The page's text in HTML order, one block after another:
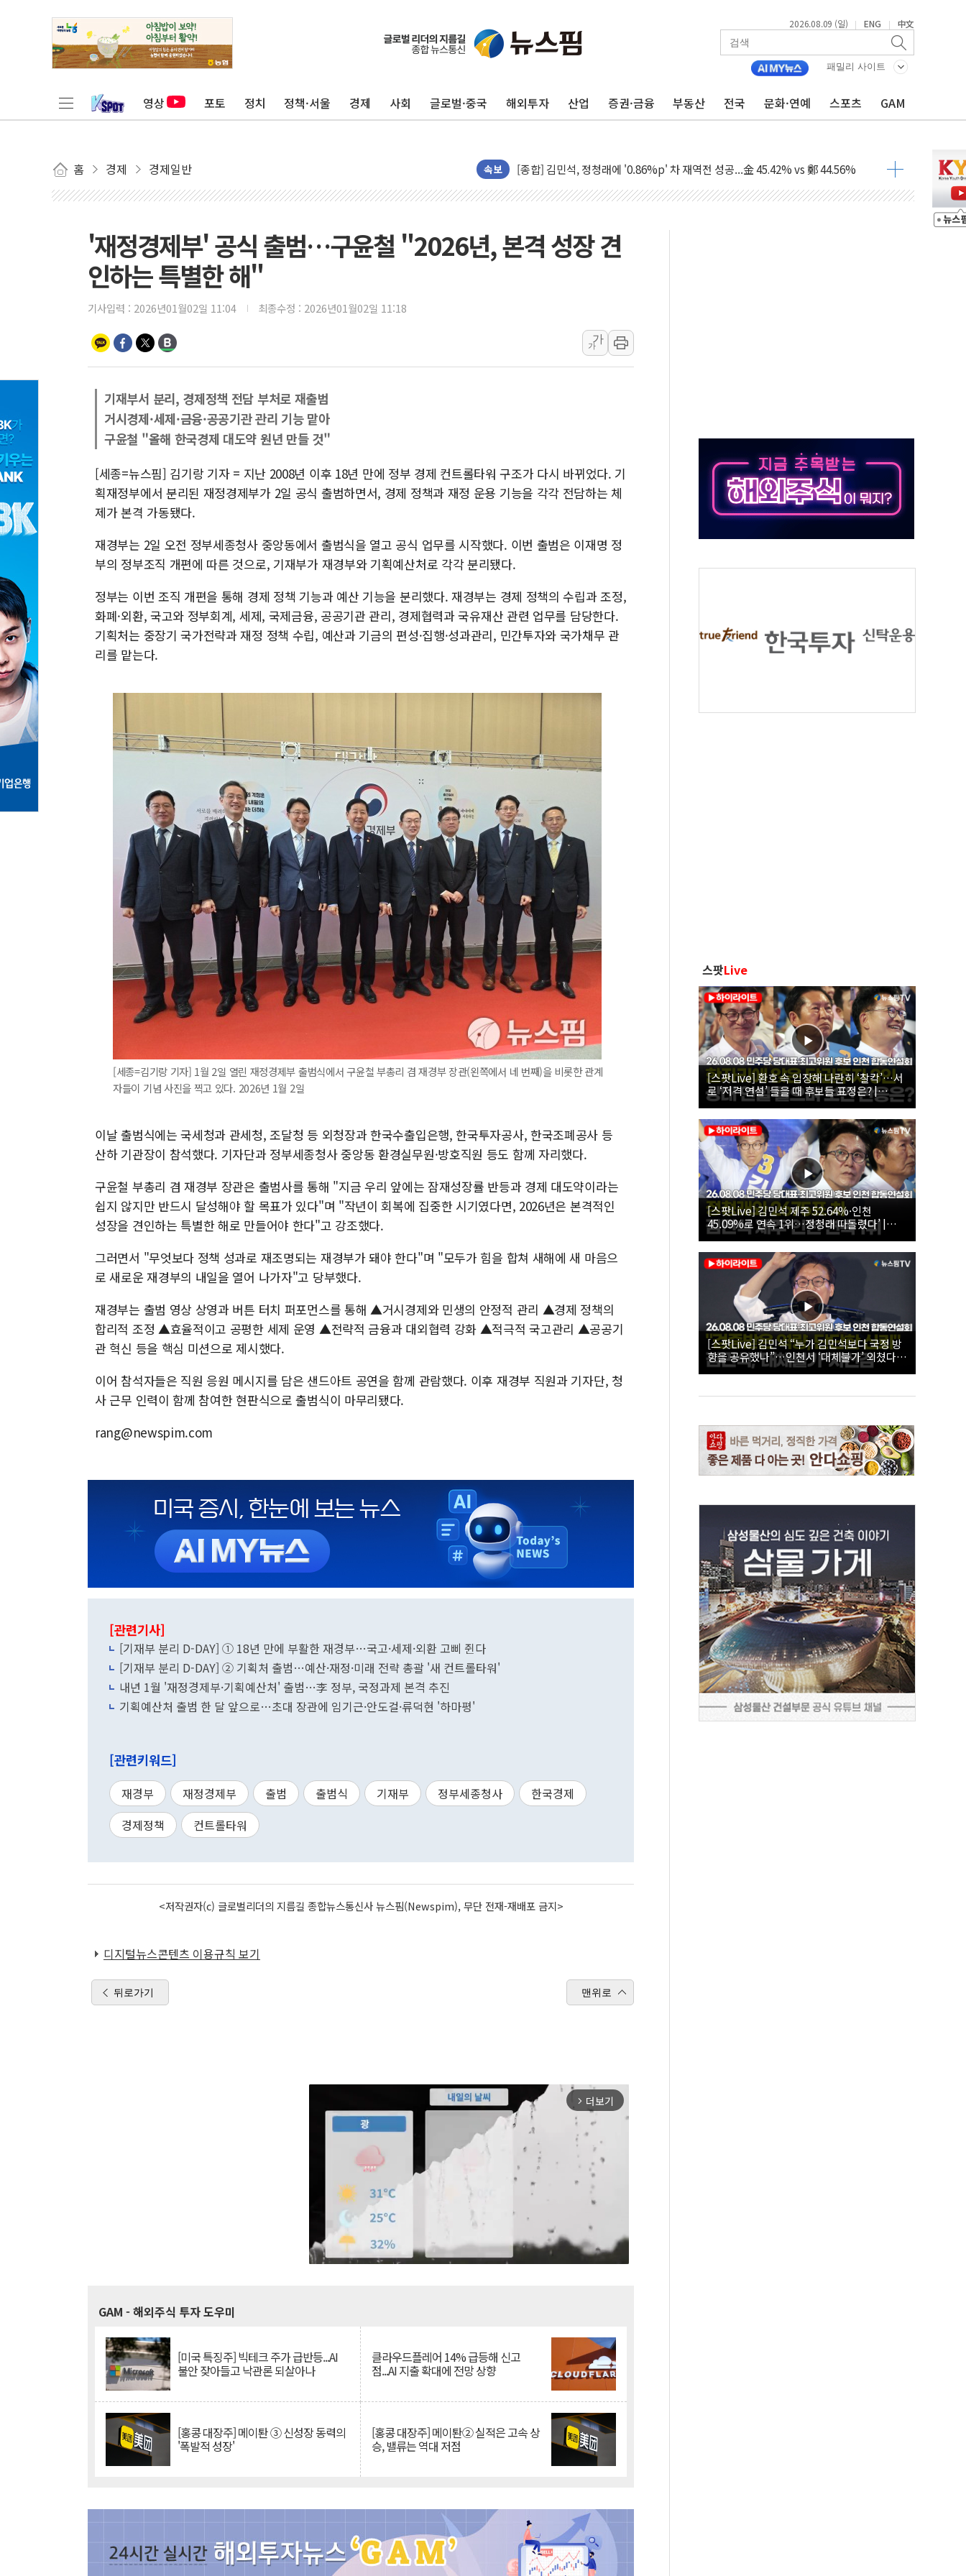
2026.08.09 (일) | ENG | 中文
패밀리 사이트
영상 포토 정치 정책·서울 경제 사회 글로벌·중국 해외투자 산업 증권·금융 부동산 전국 문화·연예 스포츠 GAM
홈 경제 경제일반 속보
포항시 재난예산 40억 긴급 투입…고수온 양식장 복구·지원 '총력'
울진·영덕 '호우특보'-포항 '산사태 주의보'...경북도, 호우 피해·통제구간 없어
인천 합동연설회 나선 송영길·정청래·김민석 당대표 후보
김민석, 2주차 제주·인천 경선서 정청래에 승리...47.75% vs 42.08%
[속보] 민주, 제주·인천 경선 결과 발표...김민석 47.75% 정청래 42.08%
[속보] 민주, 인천 경선 결과 발표...김민석 45.09% 정청래 43.27% 송영길 11.63%
강릉·동해·삼척 시간당 최대 50㎜ 폭우…강원 동해안 강한 비 이어져
폐기물 수거하다 참변…60대 환경미화원 수거차에 치여 사망
추미애, '위안부' 피해자 기림의 날 참석..."국제적 시민 연대로 목소리 내야"
인천 선재도 갯벌서 해루질 중 실종 60대 나흘만에 숨진 채 발견
인천서 말다툼 중 어머니 흉기 살해 10대 아들 체포
'화합' 꺼낸 김민석에 '뻔뻔' 받아친 정청래…제주 연설서 신경전 고조
'재정경제부' 공식 출범…구윤철 "2026년, 본격 성장 견
인하는 특별한 해"
기사입력 : 2026년01월02일 11:04 최종수정 : 2026년01월02일 11:18
가
가
기재부서 분리, 경제정책 전담 부처로 재출범
거시경제·세제·금융·공공기관 관리 기능 맡아
구윤철 "올해 한국경제 대도약 원년 만들 것"
[세종=뉴스핌] 김기랑 기자 = 지난 2008년 이후 18년 만에 정부 경제 컨트롤타워 구조가 다시 바뀌었다. 기
획재정부에서 분리된 재정경제부가 2일 공식 출범하면서, 경제 정책과 재정 운용 기능을 각각 전담하는 체
제가 본격 가동됐다.
재경부는 2일 오전 정부세종청사 중앙동에서 출범식을 열고 공식 업무를 시작했다. 이번 출범은 이재명 정
부의 정부조직 개편에 따른 것으로, 기재부가 재경부와 기획예산처로 각각 분리됐다.
정부는 이번 조직 개편을 통해 경제 정책 기능과 예산 기능을 분리했다. 재경부는 경제 정책의 수립과 조정,
화폐·외환, 국고와 정부회계, 세제, 국제금융, 공공기관 관리, 경제협력과 국유재산 관련 업무를 담당한다.
기획처는 중장기 국가전략과 재정 정책 수립, 예산과 기금의 편성·집행·성과관리, 민간투자와 국가채무 관
리를 맡는다.
[세종=김기랑 기자] 1월 2일 열린 재정경제부 출범식에서 구윤철 부총리 겸 재경부 장관(왼쪽에서 네 번째)을 비롯한 관계
자들이 기념 사진을 찍고 있다. 2026년 1월 2일
이날 출범식에는 국세청과 관세청, 조달청 등 외청장과 한국수출입은행, 한국투자공사, 한국조폐공사 등
산하 기관장이 참석했다. 기자단과 정부세종청사 중앙동 환경실무원·방호직원 등도 함께 자리했다.
구윤철 부총리 겸 재경부 장관은 출범사를 통해 "지금 우리 앞에는 잠재성장률 반등과 경제 대도약이라는
쉽지 않지만 반드시 달성해야 할 목표가 있다"며 "작년이 회복에 집중한 시기였다면, 2026년은 본격적인
성장을 견인하는 특별한 해로 만들어야 한다"고 강조했다.
그러면서 "무엇보다 정책 성과로 재조명되는 재경부가 돼야 한다"며 "모두가 힘을 합쳐 새해에 새 마음으
로 새로운 재경부의 내일을 열어 나가자"고 당부했다.
재경부는 출범 영상 상영과 버튼 터치 퍼포먼스를 통해 ▲거시경제와 민생의 안정적 관리 ▲경제 정책의
합리적 조정 ▲효율적이고 공평한 세제 운영 ▲전략적 금융과 대외협력 강화 ▲적극적 국고관리 ▲공공기
관 혁신 등을 핵심 미션으로 제시했다.
이어 참석자들은 직원 응원 메시지를 담은 샌드아트 공연을 함께 관람했다. 이후 재경부 직원과 기자단, 청
사 근무 인력이 함께 참여한 현판식으로 출범식이 마무리됐다.
rang@newspim.com
[관련기사]
[기재부 분리 D-DAY] ① 18년 만에 부활한 재경부…국고·세제·외환 고삐 쥔다
[기재부 분리 D-DAY] ② 기획처 출범…예산·재정·미래 전략 총괄 '새 컨트롤타워'
내년 1월 '재정경제부·기획예산처' 출범…李 정부, 국정과제 본격 추진
기획예산처 출범 한 달 앞으로…초대 장관에 임기근·안도걸·류덕현 '하마평'
[관련키워드]
재경부 재정경제부 출범 출범식 기재부 정부세종청사
한국경제
경제정책
컨트롤타워
<저작권자(c) 글로벌리더의 지름길 종합뉴스통신사 뉴스핌(Newspim), 무단 전재-재배포 금지>
디지털뉴스콘텐츠 이용규칙 보기
뒤로가기 맨위로
arrow_forward_ios 더보기
GAM - 해외주식 투자 도우미
[미국 특징주] 빅테크 주가 급반등...AI
불안 잦아들고 낙관론 되살아나
클라우드플레어 14% 급등해 신고
점...AI 지출 확대에 전망 상향
[홍콩 대장주] 메이퇀 ③ 신성장 동력의
'폭발적 성장'
[홍콩 대장주] 메이퇀② 실적은 고속 상
승, 밸류는 역대 저점
스팟Live
[스팟Live] 환호 속 입장해 나란히 ‘찰칵’…서
로 ‘저격 연설’ 들을 때 후보들 표정은? |
26.08.08 더불어민주당 당대표·최고위원 후
보 인천 합동연설회
[스팟Live] 김민석 제주 52.64%·인천
45.09%로 연속 1위…정청래 따돌렸다’ |
26.08.08 더불어민주당 당대표·최고위원 후
보 인천 합동연설회
[스팟Live] 김민석 “누가 김민석보다 국정 방
향을 공유했나”…인천서 ‘대체불가’ 외쳤다 |
26.08.08 더불어민주당 당대표·최고위원 후